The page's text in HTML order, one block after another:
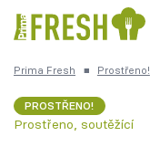
Česká kuchyně
Prima Fresh ■ Prostřeno!
PROSTŘENO!
Prostřeno, soutěžící